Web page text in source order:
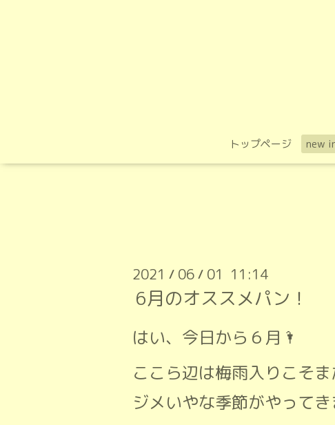
トップページ new
2021 / 06 / 01 11:14
6月のオススメパン！
はい、今日から６月🌂
ここら辺は梅雨入りこそ
ジメいやな季節がやって